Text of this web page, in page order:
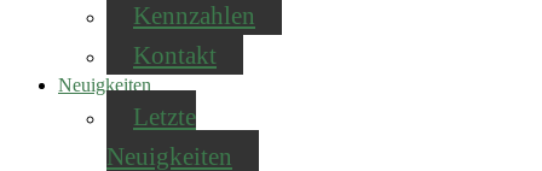
Kennzahlen
Kontakt
Neuigkeiten
Letzte
Neuigkeiten